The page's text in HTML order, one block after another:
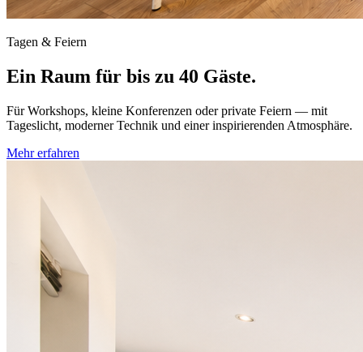
Tagen & Feiern
Ein Raum für bis zu 40 Gäste.
Für Workshops, kleine Konferenzen oder private Feiern — mit
Tageslicht, moderner Technik und einer inspirierenden Atmosphäre.
Mehr erfahren